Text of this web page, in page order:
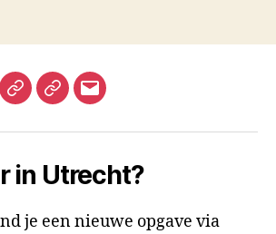
Mastodon
Bluesky
E-
in Utrecht?
je een nieuwe opgave via